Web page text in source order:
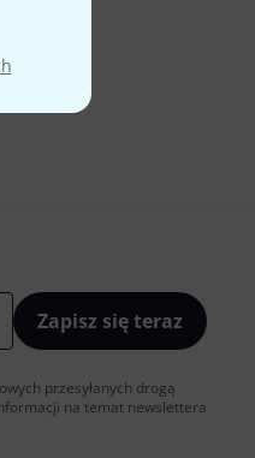
Zapisz się teraz
przesyłanych drogą
na temat newslettera